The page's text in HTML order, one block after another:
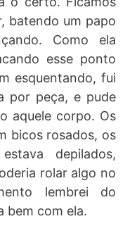
batendo um papo
Como ela
esse ponto
esquentando, fui
por peça, e pude
aquele corpo. Os
bicos rosados, os
depilados,
rolar algo no
lembrei do
bem com ela.